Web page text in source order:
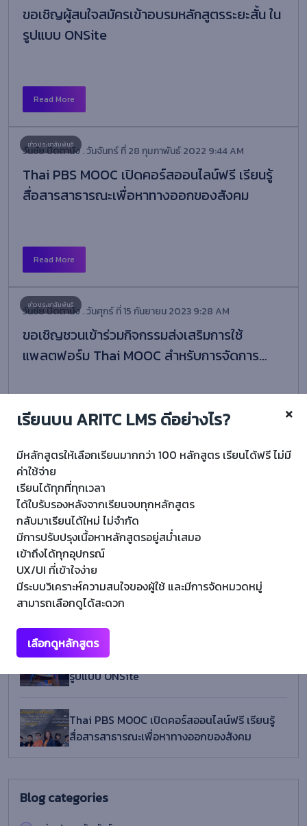
ขอเชิญผู้สนใจสมัครเข้าอบรมหลักสูตรระยะสั้น ใน
รูปแบบ ONSite
Read More
วันชัย ปิดตานัง . วันจันทร์ ที่ 28 กุมภาพันธ์ 2022 9:44 AM
Thai PBS MOOC เปิดคอร์สออนไลน์ฟรี เรียนรู้
สื่อสารสาธารณะเพื่อหาทางออกของสังคม
Read More
วันชัย ปิดตานัง . วันศุกร์ ที่ 15 กันยายน 2023 9:28 AM
ขอเชิญชวนเข้าร่วมกิจกรรมส่งเสริมการใช้
แพลตฟอร์ม Thai MOOC สำหรับการจัดการ
Read More
Recent Posts
โครงการส่งเสริมสมรรถนะและทักษะด้านดิจิทัล
ครั้งที่ 3
ขอเชิญผู้สนใจสมัครเข้าอบรมหลักสูตรระยะสั้น ใน
รูปแบบ ONSite
Thai PBS MOOC เปิดคอร์สออนไลน์ฟรี เรียนรู้
สื่อสารสาธารณะเพื่อหาทางออกของสังคม
Blog categories
เรียนบน ARITC LMS ดีอย่างไร?
มีหลักสูตรให้เลือกเรียนมากกว่า 100 หลักสูตร เรียนได้ฟรี ไม่มี
ค่าใช้จ่าย
เรียนได้ทุกที่ทุกเวลา
ได้ใบรับรองหลังจากเรียนจบทุกหลักสูตร
กลับมาเรียนได้ใหม่ ไม่จำกัด
มีการปรับปรุงเนื้อหาหลักสูตรอยู่สม่ำเสมอ
เข้าถึงได้ทุกอุปกรณ์
UX/UI ที่เข้าใจง่าย
มีระบบวิเคราะห์ความสนใจของผู้ใช้ และมีการจัดหมวดหมู่
สามารถเลือกดูได้สะดวก
เลือกดูหลักสูตร